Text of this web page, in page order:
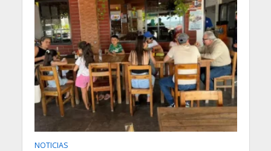
NOTICIAS